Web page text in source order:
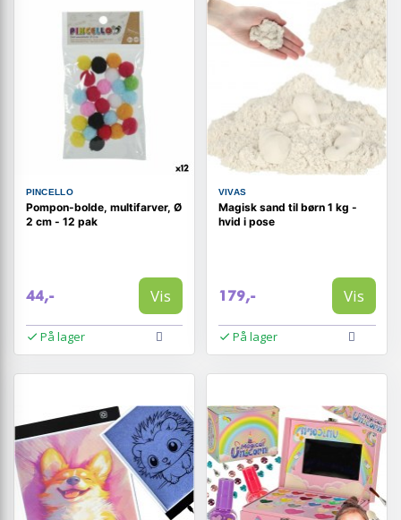
PINCELLO
Pompon-bolde, multifarver, Ø
2 cm - 12 pak
44,- Vis
På lager
VIVAS
Magisk sand til børn 1 kg -
hvid i pose
179,- Vis
På lager